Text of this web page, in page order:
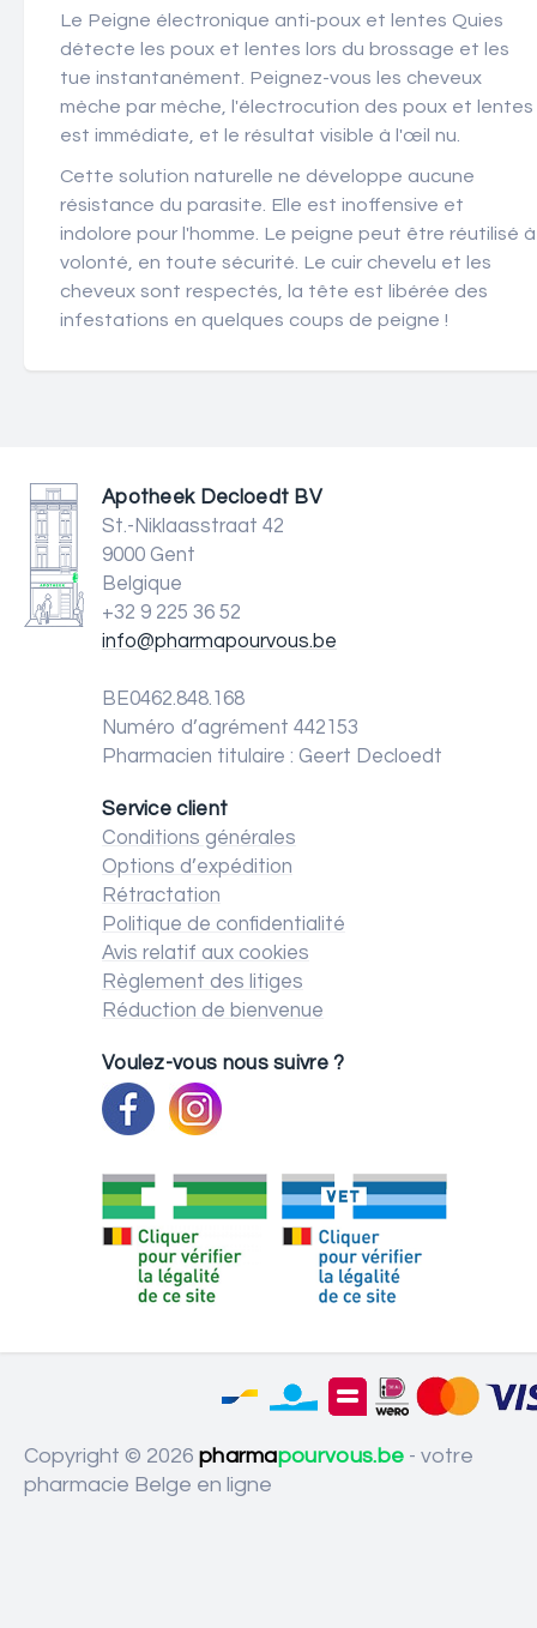
Le Peigne électronique anti-poux et lentes Quies
détecte les poux et lentes lors du brossage et les
tue instantanément. Peignez-vous les cheveux
mèche par mèche, l'électrocution des poux et lentes
est immédiate, et le résultat visible à l'œil nu.
Cette solution naturelle ne développe aucune
résistance du parasite. Elle est inoffensive et
indolore pour l'homme. Le peigne peut être réutilisé à
volonté, en toute sécurité. Le cuir chevelu et les
cheveux sont respectés, la tête est libérée des
infestations en quelques coups de peigne !
Apotheek Decloedt BV
St.-Niklaasstraat 42
9000 Gent
Belgique
+32 9 225 36 52
info@pharmapourvous.be
BE0462.848.168
Numéro d’agrément 442153
Pharmacien titulaire : Geert Decloedt
Service client
Conditions générales
Options d’expédition
Rétractation
Politique de confidentialité
Avis relatif aux cookies
Règlement des litiges
Réduction de bienvenue
Voulez-vous nous suivre ?
Copyright © 2026 pharmapourvous.be - votre
pharmacie Belge en ligne